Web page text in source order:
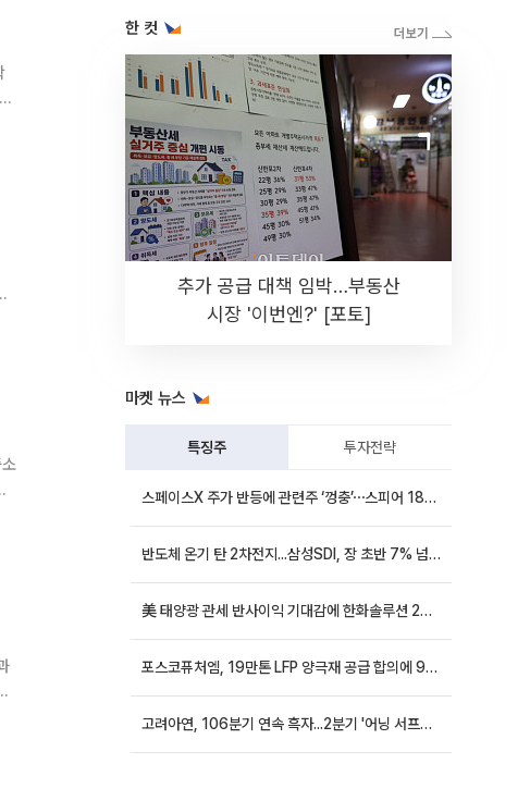
한 컷
추가 공급 대책 임박…부동산
시장 '이번엔?' [포토]
마켓 뉴스
특징주 투자전략
스페이스X 주가 반등에 관련주 ‘껑충’⋯스피어 18%ㆍ에이치브이엠 12%↑
반도체 온기 탄 2차전지...삼성SDI, 장 초반 7% 넘게 껑충
美 태양광 관세 반사이익 기대감에 한화솔루션 20%대·OCI홀딩스 14%대 급등
포스코퓨처엠, 19만톤 LFP 양극재 공급 합의에 9%대 강세
고려아연, 106분기 연속 흑자...2분기 '어닝 서프라이즈'에 장 초반 12%대 강세